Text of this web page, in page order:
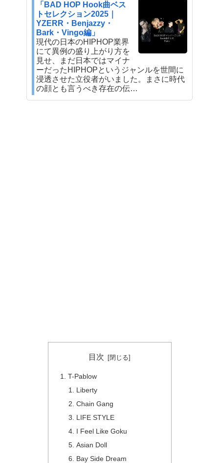
「BAD HOP Hook曲ベス
トセレクション2025｜
YZERR・Benjazzy・
Bark・Vingo編」
現代の日本のHIPHOP業界
にて異例の盛り上がり方を
見せ、まだ日本ではマイナ
ーだったHIPHOPというジャンルを世間に
浸透させた立役者がいました。まさに時代
の顔とも言うべき存在の伝…
目次
T-Pablow
Liberty
Chain Gang
LIFE STYLE
I Feel Like Goku
Asian Doll
Bay Side Dream